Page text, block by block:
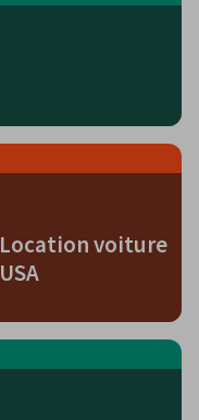
Location voiture
USA